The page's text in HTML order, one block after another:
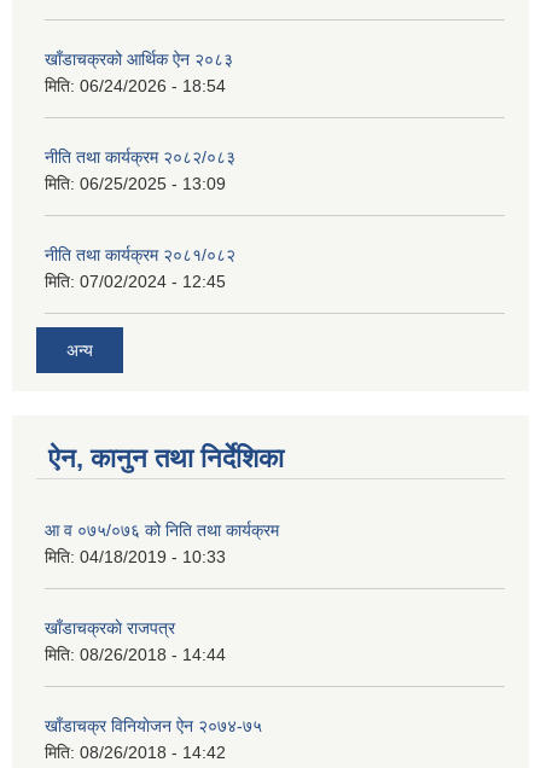
खाँडाचक्रको आर्थिक ऐन २०८३
मिति: 06/24/2026 - 18:54
नीति तथा कार्यक्रम २०८२/०८३
मिति: 06/25/2025 - 13:09
नीति तथा कार्यक्रम २०८१/०८२
मिति: 07/02/2024 - 12:45
अन्य
ऐन, कानुन तथा निर्देशिका
आ व ०७५/०७६ को निति तथा कार्यक्रम
मिति: 04/18/2019 - 10:33
खाँडाचक्रकाे राजपत्र
मिति: 08/26/2018 - 14:44
खाँडाचक्र विनियाेजन ऐन २०७४-७५
मिति: 08/26/2018 - 14:42